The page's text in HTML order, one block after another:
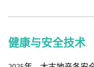
健康与安全技术